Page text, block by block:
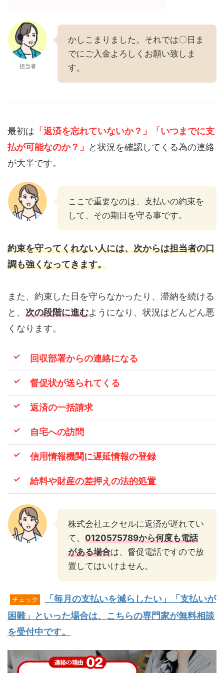
担当者
かしこまりました。それでは〇日ま
でにご入金よろしくお願い致しま
す。
最初は 「返済を忘れていないか？」
「いつまでに支
払が可能なのか？」
と状況を確認してくる為の連絡
が大半です。
ここで重要なのは、支払いの約束を
して、その期日を守る事です。
約束を守ってくれない人には、次からは担当者の口
調も強くなってきます。
また、約束した日を守らなかったり、滞納を続ける
と、 次の段階に進むようになり、状況はどんどん悪
くなります。
回収部署からの連絡になる
督促状が送られてくる
返済の一括請求
自宅への訪問
信用情報機関に遅延情報の登録
給料や財産の差押えの法的処置
株式会社エクセルに返済が遅れてい
て、 0120575789から何度も電話
がある場合は、督促電話ですので放
置してはいけません。
チェック
「毎月の支払いを減らしたい」「支払いが
困難」といった場合は、こちらの専門家が無料相談
を受付中です。